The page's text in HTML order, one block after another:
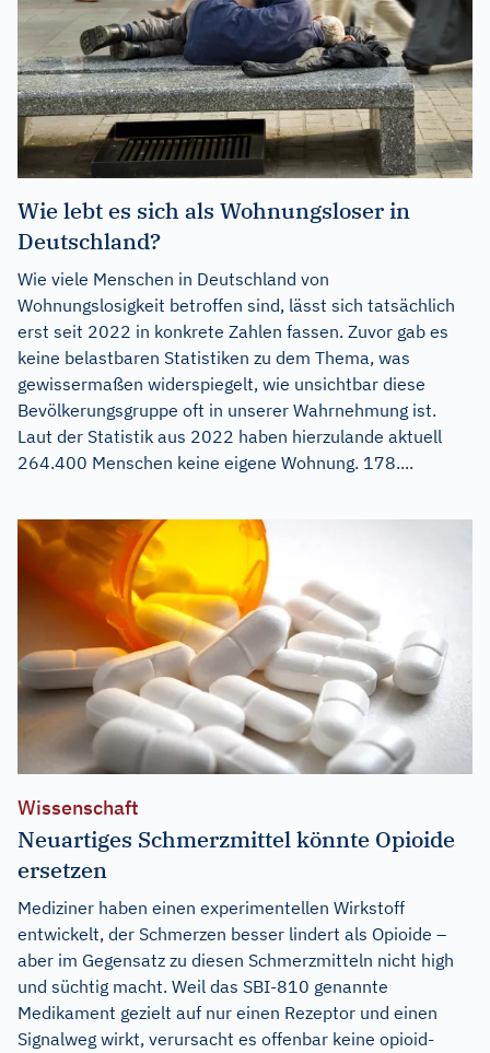
Wie lebt es sich als Wohnungsloser in
Deutschland?
Wie viele Menschen in Deutschland von
Wohnungslosigkeit betroffen sind, lässt sich tatsächlich
erst seit 2022 in konkrete Zahlen fassen. Zuvor gab es
keine belastbaren Statistiken zu dem Thema, was
gewissermaßen widerspiegelt, wie unsichtbar diese
Bevölkerungsgruppe oft in unserer Wahrnehmung ist.
Laut der Statistik aus 2022 haben hierzulande aktuell
264.400 Menschen keine eigene Wohnung. 178....
Wissenschaft
Neuartiges Schmerzmittel könnte Opioide
ersetzen
Mediziner haben einen experimentellen Wirkstoff
entwickelt, der Schmerzen besser lindert als Opioide –
aber im Gegensatz zu diesen Schmerzmitteln nicht high
und süchtig macht. Weil das SBI-810 genannte
Medikament gezielt auf nur einen Rezeptor und einen
Signalweg wirkt, verursacht es offenbar keine opioid-